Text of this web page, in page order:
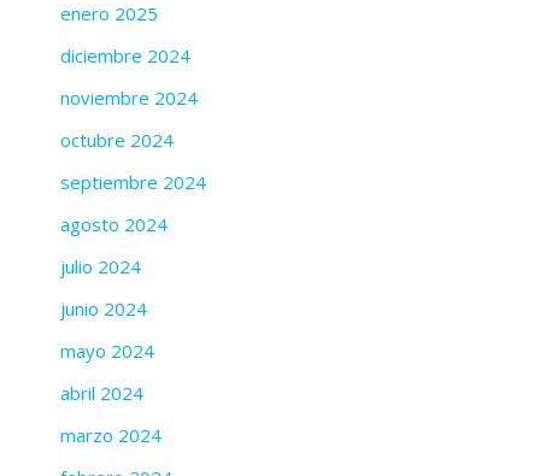
enero 2025
diciembre 2024
noviembre 2024
octubre 2024
septiembre 2024
agosto 2024
julio 2024
junio 2024
mayo 2024
abril 2024
marzo 2024